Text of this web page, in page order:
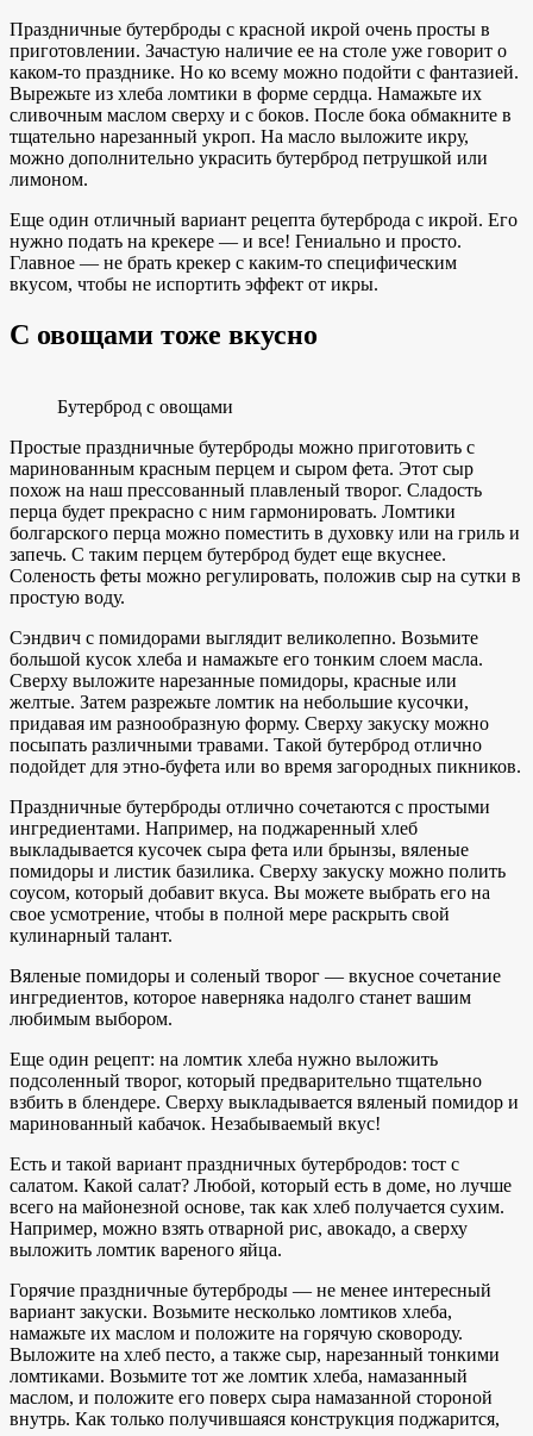
Праздничные бутерброды с красной икрой очень просты в
приготовлении. Зачастую наличие ее на столе уже говорит о
каком-то празднике. Но ко всему можно подойти с фантазией.
Вырежьте из хлеба ломтики в форме сердца. Намажьте их
сливочным маслом сверху и с боков. После бока обмакните в
тщательно нарезанный укроп. На масло выложите икру,
можно дополнительно украсить бутерброд петрушкой или
лимоном.
Еще один отличный вариант рецепта бутерброда с икрой. Его
нужно подать на крекере — и все! Гениально и просто.
Главное — не брать крекер с каким-то специфическим
вкусом, чтобы не испортить эффект от икры.
С овощами тоже вкусно
Бутерброд с овощами
Простые праздничные бутерброды можно приготовить с
маринованным красным перцем и сыром фета. Этот сыр
похож на наш прессованный плавленый творог. Сладость
перца будет прекрасно с ним гармонировать. Ломтики
болгарского перца можно поместить в духовку или на гриль и
запечь. С таким перцем бутерброд будет еще вкуснее.
Соленость феты можно регулировать, положив сыр на сутки в
простую воду.
Сэндвич с помидорами выглядит великолепно. Возьмите
большой кусок хлеба и намажьте его тонким слоем масла.
Сверху выложите нарезанные помидоры, красные или
желтые. Затем разрежьте ломтик на небольшие кусочки,
придавая им разнообразную форму. Сверху закуску можно
посыпать различными травами. Такой бутерброд отлично
подойдет для этно-буфета или во время загородных пикников.
Праздничные бутерброды отлично сочетаются с простыми
ингредиентами. Например, на поджаренный хлеб
выкладывается кусочек сыра фета или брынзы, вяленые
помидоры и листик базилика. Сверху закуску можно полить
соусом, который добавит вкуса. Вы можете выбрать его на
свое усмотрение, чтобы в полной мере раскрыть свой
кулинарный талант.
Вяленые помидоры и соленый творог — вкусное сочетание
ингредиентов, которое наверняка надолго станет вашим
любимым выбором.
Еще один рецепт: на ломтик хлеба нужно выложить
подсоленный творог, который предварительно тщательно
взбить в блендере. Сверху выкладывается вяленый помидор и
маринованный кабачок. Незабываемый вкус!
Есть и такой вариант праздничных бутербродов: тост с
салатом. Какой салат? Любой, который есть в доме, но лучше
всего на майонезной основе, так как хлеб получается сухим.
Например, можно взять отварной рис, авокадо, а сверху
выложить ломтик вареного яйца.
Горячие праздничные бутерброды — не менее интересный
вариант закуски. Возьмите несколько ломтиков хлеба,
намажьте их маслом и положите на горячую сковороду.
Выложите на хлеб песто, а также сыр, нарезанный тонкими
ломтиками. Возьмите тот же ломтик хлеба, намазанный
маслом, и положите его поверх сыра намазанной стороной
внутрь. Как только получившаяся конструкция поджарится,